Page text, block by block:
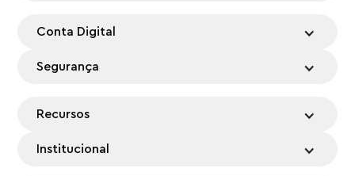
Conta Digital
Segurança
Recursos
Institucional